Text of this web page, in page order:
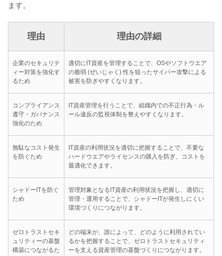
ます。
理由 理由の詳細
企業のセキュリテ
ィー対策を強化す
るため
適切にIT資産を管理することで、OSやソフトウエア
の脆弱 (ぜいじゃく) 性を狙ったサイバー攻撃による
被害を防ぎやすくなります。
コンプライアンス
遵守・ガバナンス
強化のため
IT資産管理を行うことで、組織内での不正行為・ル
ール違反の監視体制を整えやすくなります。
無駄なコスト発生
を防ぐため
IT資産の利用状況を適切に把握することで、不要な
ハードウエアやライセンスの購入を防ぎ、コストを
最適化できます。
シャドーITを防ぐ
ため
管理対象となるIT資産の利用状況を把握し、適切に
管理・運用することで、シャドーITが発生しにくい
環境づくりにつながります。
ゼロトラストセキ
ュリティーの基盤
構築につながるた
どの端末が、誰によって、どのように利用されてい
るかを把握することで、ゼロトラストセキュリティ
ーを支える資産管理の基盤づくりにつながります。